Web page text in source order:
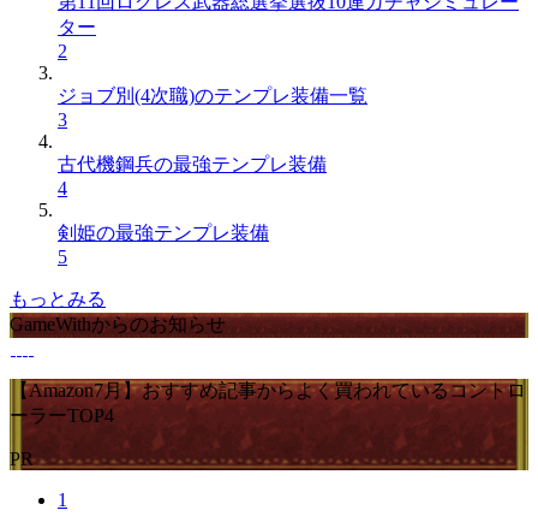
ター
2
ジョブ別(4次職)のテンプレ装備一覧
3
古代機鋼兵の最強テンプレ装備
4
剣姫の最強テンプレ装備
5
もっとみる
GameWithからのお知らせ
【Amazon7月】おすすめ記事からよく買われているコントロ
ーラーTOP4
PR
1